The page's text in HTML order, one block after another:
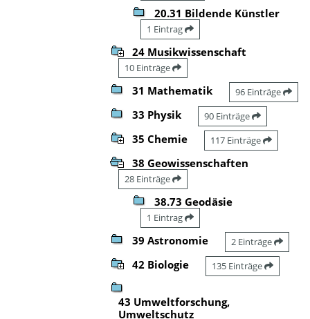
20.31 Bildende Künstler
1 Eintrag
24 Musikwissenschaft
10 Einträge
31 Mathematik 96 Einträge
33 Physik 90 Einträge
35 Chemie 117 Einträge
38 Geowissenschaften
28 Einträge
38.73 Geodäsie
1 Eintrag
39 Astronomie 2 Einträge
42 Biologie 135 Einträge
43 Umweltforschung,
Umweltschutz